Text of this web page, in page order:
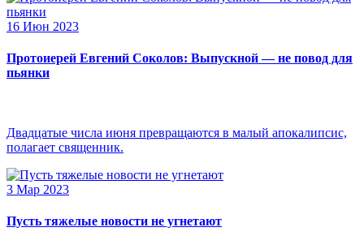
16 Июн 2023
Протоиерей Евгений Соколов: Выпускной — не повод для
пьянки
Двадцатые числа июня превращаются в малый апокалипсис,
полагает священник.
3 Мар 2023
Пусть тяжелые новости не угнетают